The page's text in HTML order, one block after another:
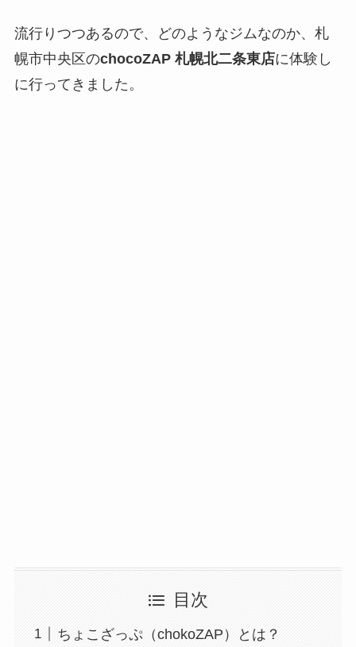
流行りつつあるので、どのようなジムなのか、札
幌市中央区のchocoZAP 札幌北二条東店に体験し
に行ってきました。
目次
ちょこざっぷ（chokoZAP）とは？